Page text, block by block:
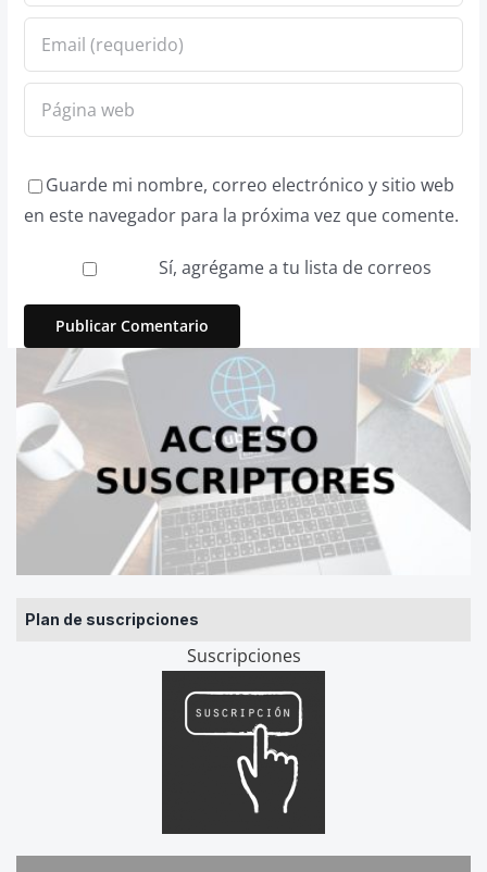
Plan de suscripciones
Suscripciones
Guarde mi nombre, correo electrónico y sitio web
en este navegador para la próxima vez que comente.
Sí, agrégame a tu lista de correos